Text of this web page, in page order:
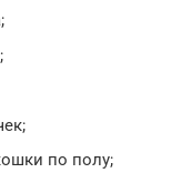
по полу;